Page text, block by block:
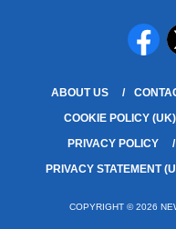
ABOUT US
COOKIE POLICY (UK)
PRIVACY POLICY
PRIVACY STATEMENT
COPYRIGHT © 2026